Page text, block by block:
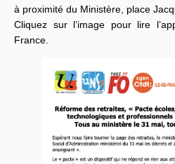
à proximité du Ministère, place
Cliquez sur l’image pour lire
France.